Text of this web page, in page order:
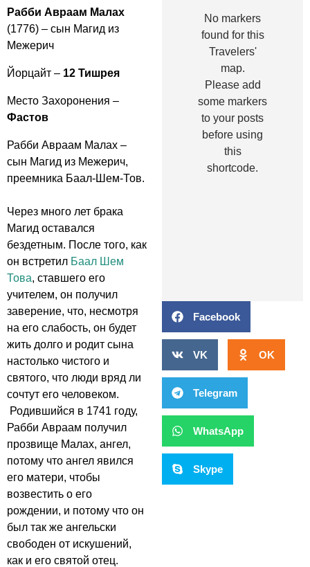
Рабби Авраам Малах
(1776) – сын Магид из
Межерич
Йорцайт – 12 Тишрея
Место Захоронения –
Фастов
Рабби Авраам Малах –
сын Магид из Межерич,
преемника Баал-Шем-Тов.
Через много лет брака
Магид оставался
бездетным. После того, как
он встретил Баал Шем
Това, ставшего его
учителем, он получил
заверение, что, несмотря
на его слабость, он будет
жить долго и родит сына
настолько чистого и
святого, что люди вряд ли
сочтут его человеком.
Родившийся в 1741 году,
Рабби Авраам получил
прозвище Малах, ангел,
потому что ангел явился
его матери, чтобы
возвестить о его
рождении, и потому что он
был так же ангельски
свободен от искушений,
как и его святой отец.
No markers
found for this
Travelers'
map.
Please add
some markers
to your posts
before using
this
shortcode.
Facebook
VK OK
Telegram
WhatsApp
Skype